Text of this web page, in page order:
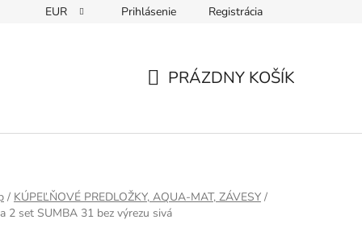
EUR Prihlásenie Registrácia
KOŠÍK
PRÁZDNY KOŠÍK
/ KÚPEĽŇOVÉ PREDLOŽKY, AQUA-MAT, ZÁVESY /
2 set SUMBA 31 bez výrezu sivá